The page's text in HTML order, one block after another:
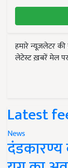
हमारे न्यूज़लेटर
लेटेस्ट ख़बरें मेल
Latest
News
दंडकारण्य